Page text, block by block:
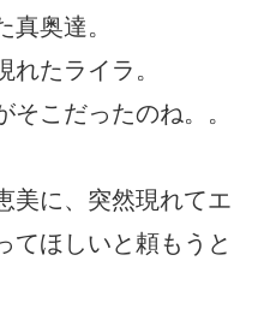
奥達。
たライラ。
そこだったのね。。
美に、突然現れてエ
てほしいと頼もうと